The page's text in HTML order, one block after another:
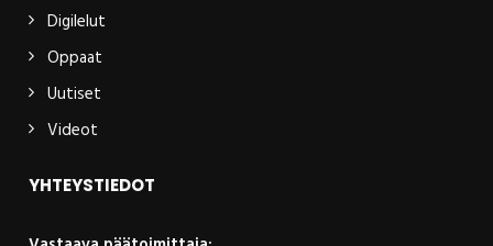
Digilelut
Oppaat
Uutiset
Videot
YHTEYSTIEDOT